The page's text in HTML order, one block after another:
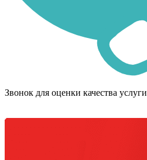
Звонок для оценки качества услуги